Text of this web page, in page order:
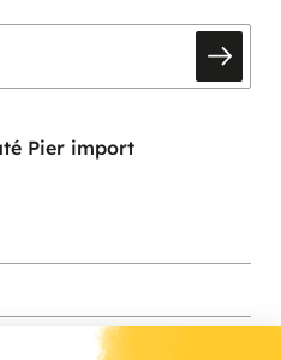
Pier import